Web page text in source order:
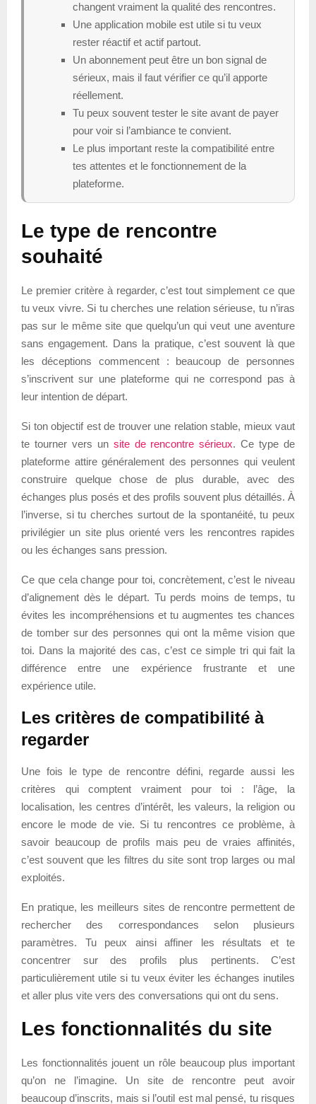
changent vraiment la qualité des rencontres.
Une application mobile est utile si tu veux
rester réactif et actif partout.
Un abonnement peut être un bon signal de
sérieux, mais il faut vérifier ce qu’il apporte
réellement.
Tu peux souvent tester le site avant de payer
pour voir si l’ambiance te convient.
Le plus important reste la compatibilité entre
tes attentes et le fonctionnement de la
plateforme.
Le type de rencontre
souhaité
Le premier critère à regarder, c’est tout simplement ce que
tu veux vivre. Si tu cherches une relation sérieuse, tu n’iras
pas sur le même site que quelqu’un qui veut une aventure
sans engagement. Dans la pratique, c’est souvent là que
les déceptions commencent : beaucoup de personnes
s’inscrivent sur une plateforme qui ne correspond pas à
leur intention de départ.
Si ton objectif est de trouver une relation stable, mieux vaut
te tourner vers un site de rencontre sérieux. Ce type de
plateforme attire généralement des personnes qui veulent
construire quelque chose de plus durable, avec des
échanges plus posés et des profils souvent plus détaillés. À
l’inverse, si tu cherches surtout de la spontanéité, tu peux
privilégier un site plus orienté vers les rencontres rapides
ou les échanges sans pression.
Ce que cela change pour toi, concrètement, c’est le niveau
d’alignement dès le départ. Tu perds moins de temps, tu
évites les incompréhensions et tu augmentes tes chances
de tomber sur des personnes qui ont la même vision que
toi. Dans la majorité des cas, c’est ce simple tri qui fait la
différence entre une expérience frustrante et une
expérience utile.
Les critères de compatibilité à
regarder
Une fois le type de rencontre défini, regarde aussi les
critères qui comptent vraiment pour toi : l’âge, la
localisation, les centres d’intérêt, les valeurs, la religion ou
encore le mode de vie. Si tu rencontres ce problème, à
savoir beaucoup de profils mais peu de vraies affinités,
c’est souvent que les filtres du site sont trop larges ou mal
exploités.
En pratique, les meilleurs sites de rencontre permettent de
rechercher des correspondances selon plusieurs
paramètres. Tu peux ainsi affiner les résultats et te
concentrer sur des profils plus pertinents. C’est
particulièrement utile si tu veux éviter les échanges inutiles
et aller plus vite vers des conversations qui ont du sens.
Les fonctionnalités du site
Les fonctionnalités jouent un rôle beaucoup plus important
qu’on ne l’imagine. Un site de rencontre peut avoir
beaucoup d’inscrits, mais si l’outil est mal pensé, tu risques